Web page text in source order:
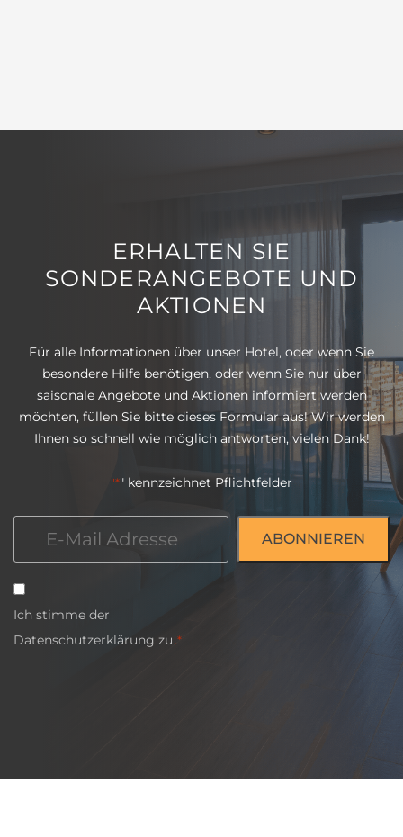
ERHALTEN SIE
SONDERANGEBOTE UND
AKTIONEN
Für alle Informationen über unser Hotel, oder wenn Sie
besondere Hilfe benötigen, oder wenn Sie nur über
saisonale Angebote und Aktionen informiert werden
möchten, füllen Sie bitte dieses Formular aus! Wir werden
Ihnen so schnell wie möglich antworten, vielen Dank!
"*" kennzeichnet Pflichtfelder
Einwilligung
*
Ich stimme der
Datenschutzerklärung zu.*